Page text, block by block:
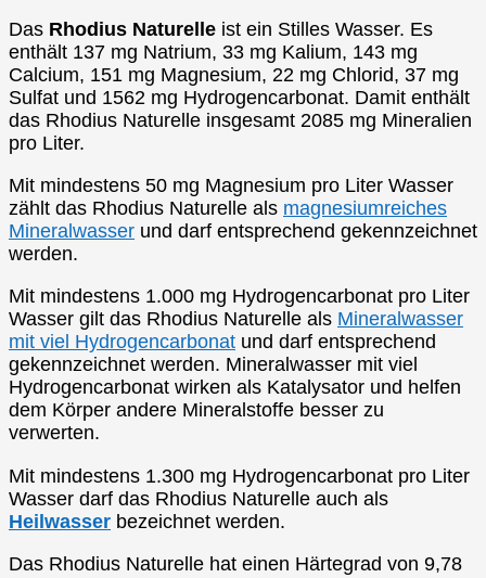
Das Rhodius Naturelle ist ein Stilles Wasser. Es
enthält 137 mg Natrium, 33 mg Kalium, 143 mg
Calcium, 151 mg Magnesium, 22 mg Chlorid, 37 mg
Sulfat und 1562 mg Hydrogencarbonat. Damit enthält
das Rhodius Naturelle insgesamt 2085 mg Mineralien
pro Liter.
Mit mindestens 50 mg Magnesium pro Liter Wasser
zählt das Rhodius Naturelle als magnesiumreiches
Mineralwasser und darf entsprechend gekennzeichnet
werden.
Mit mindestens 1.000 mg Hydrogencarbonat pro Liter
Wasser gilt das Rhodius Naturelle als Mineralwasser
mit viel Hydrogencarbonat und darf entsprechend
gekennzeichnet werden. Mineralwasser mit viel
Hydrogencarbonat wirken als Katalysator und helfen
dem Körper andere Mineralstoffe besser zu
verwerten.
Mit mindestens 1.300 mg Hydrogencarbonat pro Liter
Wasser darf das Rhodius Naturelle auch als
Heilwasser bezeichnet werden.
Das Rhodius Naturelle hat einen Härtegrad von 9,78